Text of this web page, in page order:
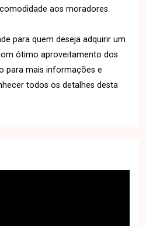
aos moradores.
para quem deseja adquirir um
ótimo aproveitamento dos
para mais informações e
todos os detalhes desta